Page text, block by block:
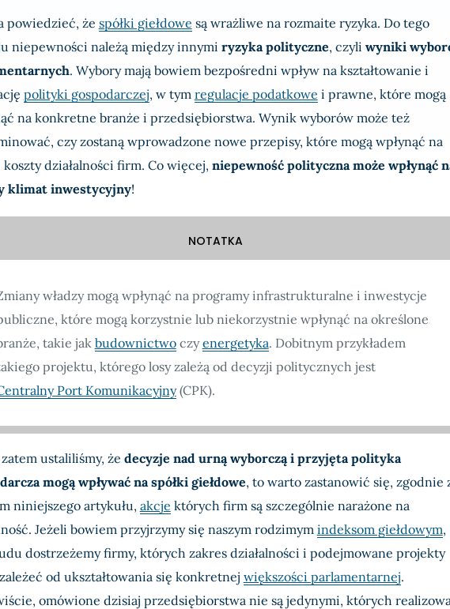
powiedzieć, że spółki giełdowe są wrażliwe na rozmaite ryzyka. Do tego
niepewności należą między innymi ryzyka polityczne, czyli wyniki
. Wybory mają bowiem bezpośredni wpływ na kształtowanie i
polityki gospodarczej, w tym regulacje podatkowe i prawne, które mogą
na konkretne branże i przedsiębiorstwa. Wynik wyborów może też
czy zostaną wprowadzone nowe przepisy, które mogą wpłynąć na
koszty działalności firm. Co więcej, niepewność polityczna może wpłynąć
klimat inwestycyjny!
NOTATKA
władzy mogą wpłynąć na programy infrastrukturalne i inwestycje
które mogą korzystnie lub niekorzystnie wpłynąć na określone
takie jak budownictwoczyenergetyka. Dobitnym przykładem
projektu, którego losy zależą od decyzji politycznych jest
Port Komunikacyjny(CPK).
ustaliliśmy, że decyzje nad urną wyborczą i przyjęta polityka
mogą wpływać na spółki giełdowe, to warto zastanowić się, zgodnie
niniejszego artykułu, akcje których firm są szczególnie narażone na
Jeżeli bowiem przyjrzymy się naszym rodzimym indeksom giełdowym,
dostrzeżemy firmy, których zakres działalności i podejmowane projekty
od ukształtowania się konkretnej większości parlamentarnej.
omówione dzisiaj przedsiębiorstwa nie są jedynymi, których